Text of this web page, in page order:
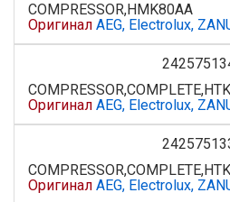
COMPRESSOR,HMK80AA
Оригинал AEG, Electrolux,
Оригинал AEG, Electrolux,
Оригинал AEG, Electrolux,